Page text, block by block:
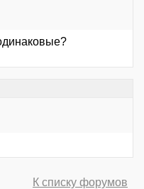
К списку форумов